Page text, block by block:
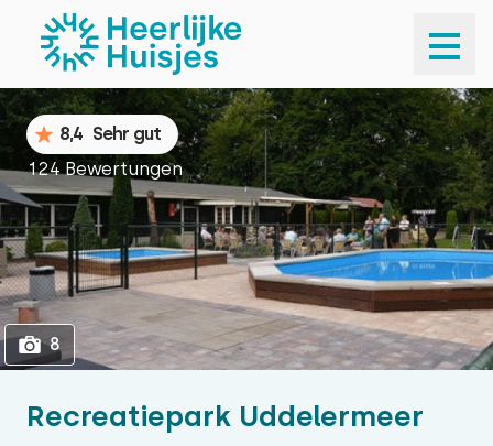
1
Recreatiepark Uddelermeer
8,4 Sehr gut
124 Bewertungen
8